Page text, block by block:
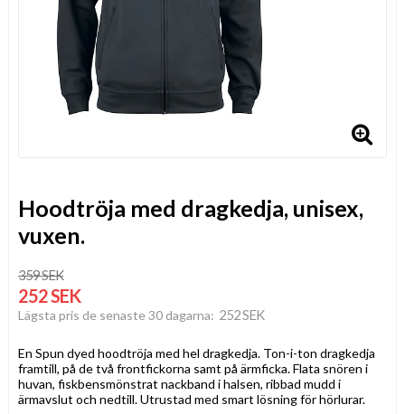
Hoodtröja med dragkedja, unisex,
vuxen.
359 SEK
252 SEK
Lägsta pris de senaste 30 dagarna 252 SEK
En Spun dyed hoodtröja med hel dragkedja. Ton-i-ton dragkedja
framtill, på de två frontfickorna samt på ärmficka. Flata snören i
huvan, fiskbensmönstrat nackband i halsen, ribbad mudd i
ärmavslut och nedtill. Utrustad med smart lösning för hörlurar.